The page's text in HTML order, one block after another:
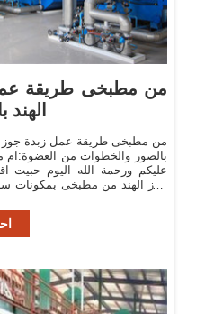
من مطبخى طريقة
الهند
من مطبخى طريقة عمل زبدة جوز
بالصور والخطوات من العضوة:ام
عليكم ورحمة الله اليوم حبيت
جوز الهند من مطبخى بمكونات